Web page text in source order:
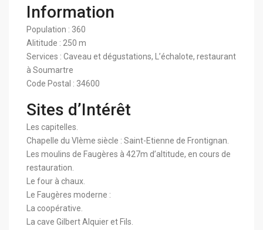
Information
Population : 360
Alititude : 250 m
Services : Caveau et dégustations, L’échalote, restaurant
à Soumartre
Code Postal : 34600
Sites d’Intérêt
Les capitelles.
Chapelle du VIème siècle : Saint-Etienne de Frontignan.
Les moulins de Faugères à 427m d’altitude, en cours de
restauration.
Le four à chaux.
Le Faugères moderne :
La coopérative.
La cave Gilbert Alquier et Fils.